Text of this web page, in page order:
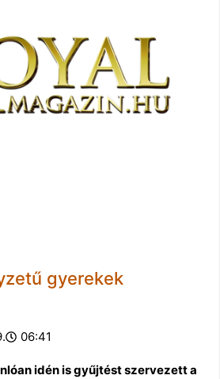
gyerekek
06:41
idén is gyűjtést szervezett a